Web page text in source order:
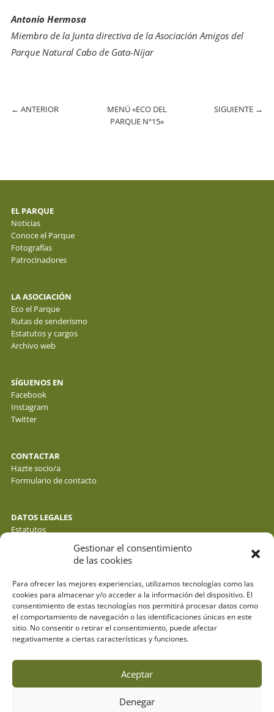
Gestionar el consentimiento
de las cookies
Para ofrecer las mejores experiencias, utilizamos tecnologías como las
cookies para almacenar y/o acceder a la información del dispositivo. El
consentimiento de estas tecnologías nos permitirá procesar datos como
el comportamiento de navegación o las identificaciones únicas en este
sitio. No consentir o retirar el consentimiento, puede afectar
negativamente a ciertas características y funciones.
Aceptar
Denegar
Antonio Hermosa
Miembro de la Junta directiva de la Asociación Amigos del
Parque Natural Cabo de Gata-Níjar
← ANTERIOR
MENÚ «ECO DEL
PARQUE Nº15»
SIGUIENTE →
EL PARQUE
Noticias
Conoce el Parque
Fotografías
Patrocinadores
LA ASOCIACIÓN
Eco el Parque
Rutas de senderismo
Estatutos y cargos
Archivo web
SÍGUENOS EN
Facebook
Instagram
Twitter
CONTACTAR
Hazte socio/a
Formulario de contacto
DATOS LEGALES
Estatutos
Política de cookies
© fotos : f. y j. gálvez - o. molina y sus autores . webdesign: